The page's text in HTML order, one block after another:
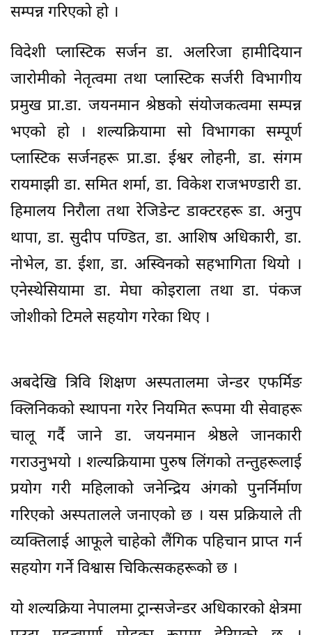
सम्पन्न गरिएको हो ।
विदेशी प्लास्टिक सर्जन डा. अलरिजा हामीदियान
जारोमीको नेतृत्वमा तथा प्लास्टिक सर्जरी विभागीय
प्रमुख प्रा.डा. जयनमान श्रेष्ठको संयोजकत्वमा सम्पन्न
भएको हो । शल्यक्रियामा सो विभागका सम्पूर्ण
प्लास्टिक सर्जनहरू प्रा.डा. ईश्वर लोहनी, डा. संगम
रायमाझी डा. समित शर्मा, डा. विकेश राजभण्डारी डा.
हिमालय निरौला तथा रेजिडेन्ट डाक्टरहरू डा. अनुप
थापा, डा. सुदीप पण्डित, डा. आशिष अधिकारी, डा.
नोभेल, डा. ईशा, डा. अस्विनको सहभागिता थियो ।
एनेस्थेसियामा डा. मेघा कोइराला तथा डा. पंकज
जोशीको टिमले सहयोग गरेका थिए ।
अबदेखि त्रिवि शिक्षण अस्पतालमा जेन्डर एफर्मिङ
क्लिनिकको स्थापना गरेर नियमित रूपमा यी सेवाहरू
चालू गर्दै जाने डा. जयनमान श्रेष्ठले जानकारी
गराउनुभयो । शल्यक्रियामा पुरुष लिंगको तन्तुहरूलाई
प्रयोग गरी महिलाको जनेन्द्रिय अंगको पुनर्निर्माण
गरिएको अस्पतालले जनाएको छ । यस प्रक्रियाले ती
व्यक्तिलाई आफूले चाहेको लैंगिक पहिचान प्राप्त गर्न
सहयोग गर्ने विश्वास चिकित्सकहरूको छ ।
यो शल्यक्रिया नेपालमा ट्रान्सजेन्डर अधिकारको क्षेत्रमा